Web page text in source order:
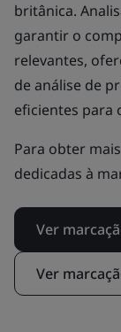
britânica.
garantir o
relevantes,
de análise de
eficientes para
Para obter
dedicadas à
Ver
Ver